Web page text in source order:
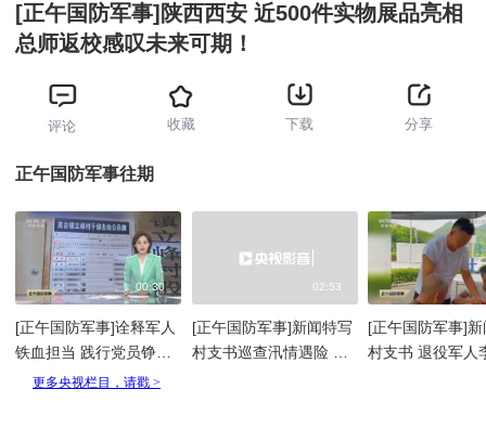
[正午国防军事]陕西西安 近500件实物展品亮相
总师返校感叹未来可期！
评论 收藏 下载 分享
正午国防军事往期
00:30
[正午国防军事]诠释军人
铁血担当 践行党员铮铮
誓言 李杨姓名牌永远停
02:53
[正午国防军事]新闻特写
村支书巡查汛情遇险 牺
[正午国防军事]
村支书 退役军人